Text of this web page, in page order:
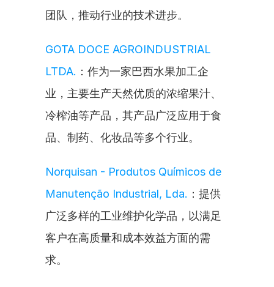
团队，推动行业的技术进步。
GOTA DOCE AGROINDUSTRIAL
LTDA. ：作为一家巴西水果加工企
业，主要生产天然优质的浓缩果汁、
冷榨油等产品，其产品广泛应用于食
品、制药、化妆品等多个行业。
Norquisan - Produtos Químicos de
Manutenção Industrial, Lda. ：提供
广泛多样的工业维护化学品，以满足
客户在高质量和成本效益方面的需
求。